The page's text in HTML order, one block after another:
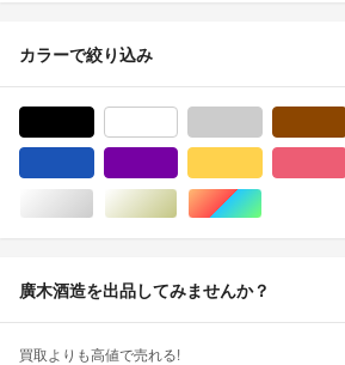
カラーで絞り込み
シルバー/銀色系ゴールド/金色系マルチカラー
廣木酒造を出品してみませんか？
買取よりも高値で売れる!